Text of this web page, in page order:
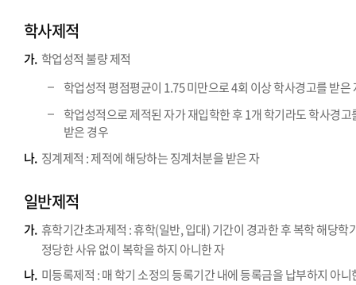
학사제적
가. 학업성적 불량 제적
학업성적 평점평균이 1.75 미만으로 4회 이상 학사경고를 받은
학업성적으로 제적된 자가 재입학한 후 1개 학기라도 학사경고
받은 경우
나. 징계제적 : 제적에 해당하는 징계처분을 받은 자
일반제적
가. 휴학기간초과제적 : 휴학(일반, 입대) 기간이 경과한 후 복학 해당학
정당한 사유 없이 복학을 하지 아니한 자
나. 미등록제적 : 매 학기 소정의 등록기간 내에 등록금을 납부하지 아니